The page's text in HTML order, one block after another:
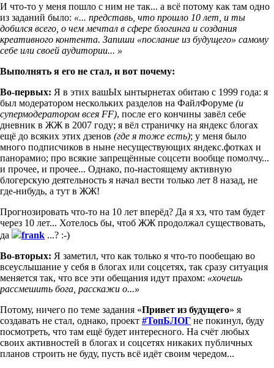
И что-то у меня пошло с ним не так... а всё потому как там одно
из заданий было: «... представь, что прошло 10 лет, и ты
добился всего, о чем мечтал в сфере блогинга и создания
креативного контента. Запиши «послание из будущего» самому
себе или своей аудитории... »
Выполнять я его не стал, и вот почему:
Во-первых: Я в этих вашЫх ынтырнетах обитаю с 1999 года: я
был модератором нескольких разделов на ФайлФоруме (и
супермодератором всея FF), после его кончины завёл себе
дневник в ЖЖ в 2007 году; я вёл страничку на яндекс блогах
ещё до всяких этих дзенов (где я тоже есть); у меня было
много подписчиков в ныне несуществующих яндекс.фотках и
панорамио; про всякие запрещённые соцсети вообще помолчу...
и прочее, и прочее... Однако, по-настоящему активную
блогерскую деятельность я начал вести только лет 8 назад, не
где-нибудь, а тут в ЖЖ!
Прогнозировать что-то на 10 лет вперёд? Да я хз, что там будет
через 10 лет... Хотелось бы, чтоб ЖЖ продолжал существовать,
да
frank ...? :-)
Во-вторых: Я заметил, что как только я что-то пообещаю во
всеуслышание у себя в блогах или соцсетях, так сразу ситуация
меняется так, что все эти обещания идут прахом: «хочешь
рассмешить бога, расскажи о...»
Потому, ничего по теме задания «Привет из будущего» я
создавать не стал, однако, проект #ТопБЛОГ не покинул, буду
посмотреть, что там ещё будет интересного. На счёт любых
своих активностей в блогах и соцсетях никаких публичных
планов строить не буду, пусть всё идёт своим чередом...